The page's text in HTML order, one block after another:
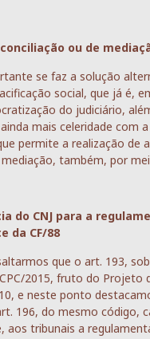
ou de
se faz a solução
social, que já é,
do judiciário,
mais celeridade com
permite a realização de
também, por
do CNJ para a
da CF/88
que o art. 193,
2015, fruto do Projeto
e neste ponto
196, do mesmo código,
aos tribunais a